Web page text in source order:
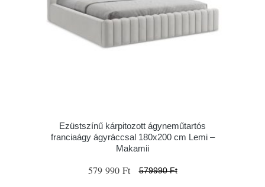
Ezüstszínű kárpitozott ágyneműtartós
franciaágy ágyráccsal 180x200 cm Lemi –
Makamii
579 990 Ft 579990 Ft